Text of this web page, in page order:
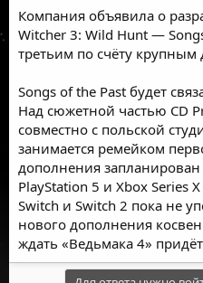
Компания объявила о
Witcher 3: Wild Hunt —
третьим по счёту
Songs of the Past будет
Над сюжетной частью CD
совместно с польской
занимается ремейком
дополнения запланирован
PlayStation 5 и Xbox Series
Switch и Switch 2 пока не
нового дополнения
ждать «Ведьмака 4»